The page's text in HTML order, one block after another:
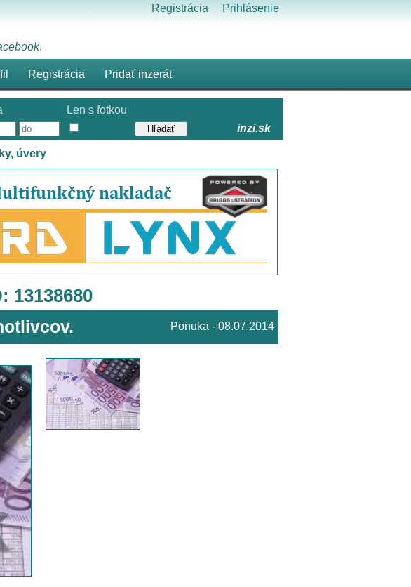
Registrácia Prihlásenie
.
Registrácia Pridať inzerát
Len s fotkou
inzi.sk
úvery
13138680
Ponuka - 08.07.2014